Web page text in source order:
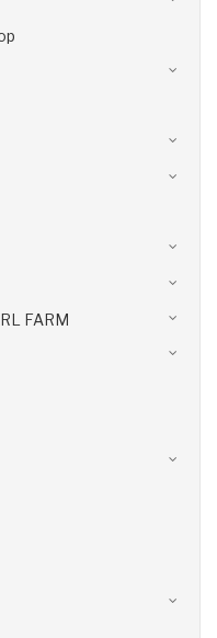
FARM